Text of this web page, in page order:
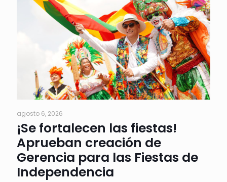
agosto 6, 2026
¡Se fortalecen las fiestas!
Aprueban creación de
Gerencia para las Fiestas de
Independencia